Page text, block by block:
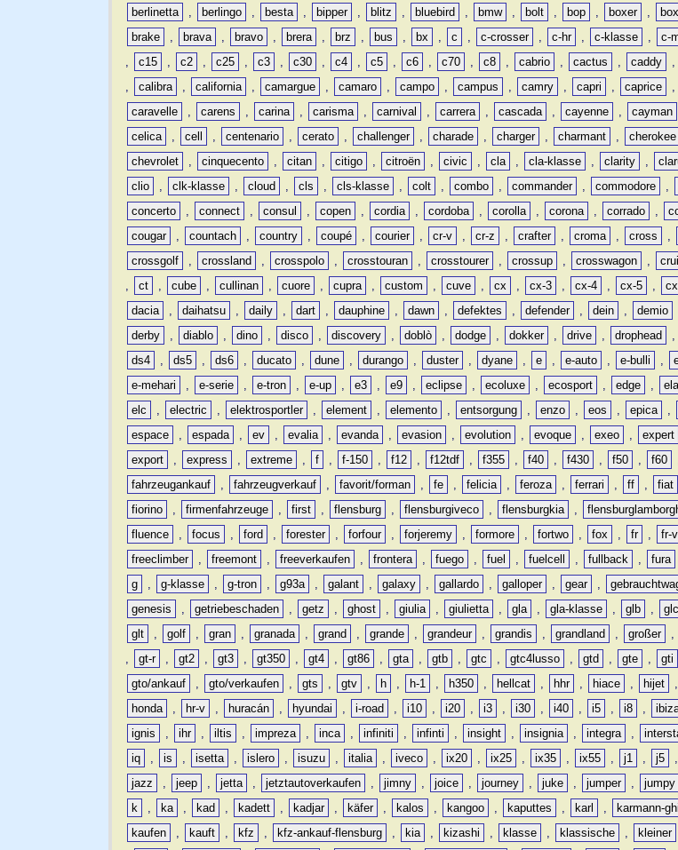
berlinetta
, berlingo , besta , bipper , blitz , bluebird , bmw , bolt , bop , boxer ,
brake
, brava , bravo , brera , brz , bus , bx , c , c-crosser , c-hr , c-klasse , c-
,
c15 , c2 , c25 , c3 , c30 , c4 , c5 , c6 , c70 , c8 , cabrio , cactus , caddy ,
,
calibra , california , camargue , camaro , campo , campus , camry , capri , caprice ,
caravelle
, carens , carina , carisma , carnival , carrera , cascada , cayenne , cayman
celica
, cell , centenario , cerato , challenger , charade , charger , charmant , cherokee
chevrolet
, cinquecento , citan , citigo , citroën , civic , cla , cla-klasse , clarity ,
clio
, clk-klasse , cloud , cls , cls-klasse , colt , combo , commander , commodore ,
concerto
, connect , consul , copen , cordia , cordoba , corolla , corona , corrado ,
cougar
, countach , country , coupé , courier , cr-v , cr-z , crafter , croma , cross ,
crossgolf
, crossland , crosspolo , crosstouran , crosstourer , crossup , crosswagon ,
,
ct , cube , cullinan , cuore , cupra , custom , cuve , cx , cx-3 , cx-4 , cx-5 ,
dacia
, daihatsu , daily , dart , dauphine , dawn , defektes , defender , dein , demio
derby
, diablo , dino , disco , discovery , doblò , dodge , dokker , drive , drophead ,
ds4
, ds5 , ds6 , ducato , dune , durango , duster , dyane , e , e-auto , e-bulli ,
e-mehari
, e-serie , e-tron , e-up , e3 , e9 , eclipse , ecoluxe , ecosport , edge ,
elc
, electric , elektrosportler , element , elemento , entsorgung , enzo , eos , epica ,
espace
, espada , ev , evalia , evanda , evasion , evolution , evoque , exeo , expert
export
, express , extreme , f , f-150 , f12 , f12tdf , f355 , f40 , f430 , f50 , f60
fahrzeugankauf
, fahrzeugverkauf , favorit/forman , fe , felicia , feroza , ferrari , ff , fiat
fiorino
, firmenfahrzeuge , first , flensburg , flensburgiveco , flensburgkia ,
fluence
, focus , ford , forester , forfour , forjeremy , formore , fortwo , fox , fr , fr-v
freeclimber
, freemont , freeverkaufen , frontera , fuego , fuel , fuelcell , fullback , fura
g
, g-klasse , g-tron , g93a , galant , galaxy , gallardo , galloper , gear ,
genesis
, getriebeschaden , getz , ghost , giulia , giulietta , gla , gla-klasse , glb , glc
glt
, golf , gran , granada , grand , grande , grandeur , grandis , grandland , großer ,
,
gt-r , gt2 , gt3 , gt350 , gt4 , gt86 , gta , gtb , gtc , gtc4lusso , gtd , gte , gti
gto/ankauf
, gto/verkaufen , gts , gtv , h , h-1 , h350 , hellcat , hhr , hiace , hijet ,
honda
, hr-v , huracán , hyundai , i-road , i10 , i20 , i3 , i30 , i40 , i5 , i8 ,
ignis
, ihr , iltis , impreza , inca , infiniti , infinti , insight , insignia , integra ,
iq
, is , isetta , islero , isuzu , italia , iveco , ix20 , ix25 , ix35 , ix55 , j1 , j5 ,
jazz
, jeep , jetta , jetztautoverkaufen , jimny , joice , journey , juke , jumper , jumpy
k
, ka , kad , kadett , kadjar , käfer , kalos , kangoo , kaputtes , karl , karmann-
kaufen
, kauft , kfz , kfz-ankauf-flensburg , kia , kizashi , klasse , klassische , kleiner